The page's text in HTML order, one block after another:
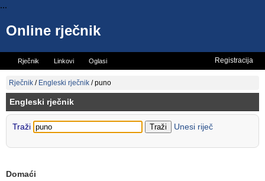
...
Online rječnik
Rječnik Linkovi Oglasi
Vicevi Mini rječnik
Registracija
Rječnik / Engleski rječnik /puno
Engleski rječnik
Traži Unesi riječ
Domaći